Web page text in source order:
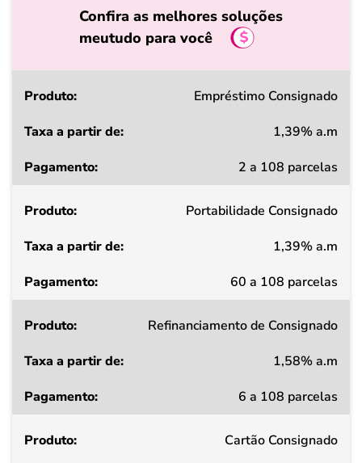
Confira as melhores soluções
meutudo para você
Produto
a
de
Pagamento
Empréstimo Consignado
1,39% a.m
2 a 108 parcelas
Portabilidade Consignado
1,39% a.m
60 a 108 parcelas
Refinanciamento de Consignado
1,58% a.m
6 a 108 parcelas
Cartão Consignado